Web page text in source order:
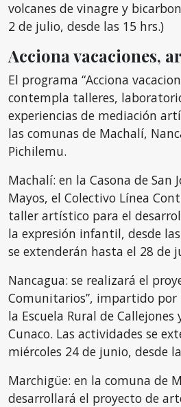
volcanes de vinagre y
2 de julio, desde las 15 hrs.)
Acciona vacaciones,
El programa “Acciona
contempla talleres,
experiencias de mediación
las comunas de Machalí,
Pichilemu.
Machalí: en la Casona de San
Mayos, el Colectivo Línea
taller artístico para el
la expresión infantil, desde las
se extenderán hasta el 28 de
Nancagua: se realizará el
Comunitarios”, impartido
la Escuela Rural de Callejones
Cunaco. Las actividades se
miércoles 24 de junio, desde
Marchigüe: en la comuna de
desarrollará el proyecto de